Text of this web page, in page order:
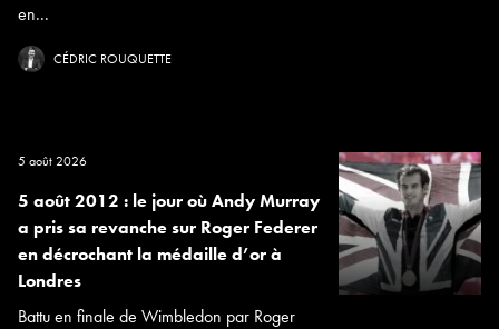
en...
CÉDRIC ROUQUETTE
5 août 2026
5 août 2012 : le jour où Andy Murray
a pris sa revanche sur Roger Federer
en décrochant la médaille d’or à
Londres
Battu en finale de Wimbledon par Roger